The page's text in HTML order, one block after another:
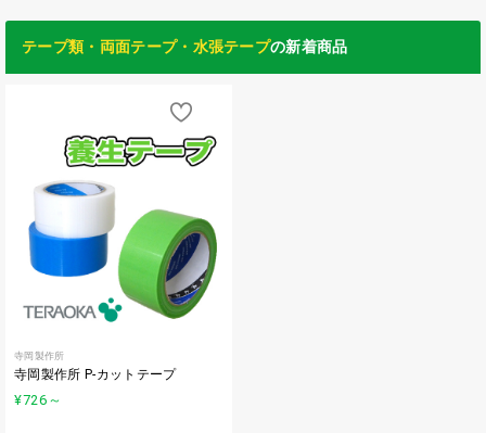
テープ類・両面テープ・水張テープの新着商品
寺岡製作所
寺岡製作所 P-カットテープ
¥726 ～